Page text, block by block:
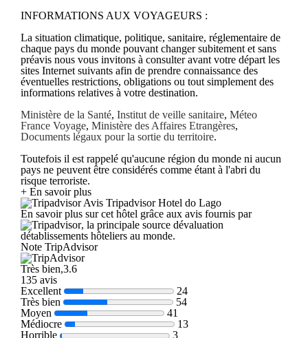
INFORMATIONS AUX VOYAGEURS :
La situation climatique, politique, sanitaire, réglementaire de
chaque pays du monde pouvant changer subitement et sans
préavis nous vous invitons à consulter avant votre départ les
sites Internet suivants afin de prendre connaissance des
éventuelles restrictions, obligations ou tout simplement des
informations relatives à votre destination.
Ministère de la Santé, Institut de veille sanitaire, Méteo
France Voyage, Ministère des Affaires Etrangères,
Documents légaux pour la sortie du territoire.
Toutefois il est rappelé qu'aucune région du monde ni aucun
pays ne peuvent être considérés comme étant à l'abri du
risque terroriste.
+ En savoir plus
Avis Tripadvisor Hotel do Lago
En savoir plus sur cet hôtel grâce aux avis fournis par
, la principale source dévaluation
détablissements hôteliers au monde.
Note TripAdvisor
Très bien,3.6
135 avis
Excellent
24
Très bien
54
Moyen
41
Médiocre
13
Horrible
3